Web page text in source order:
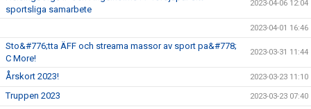
sportsliga samarbete
2023-04-06 12:04
2023-04-01 16:46
Sto&#776;tta ÄFF och streama massor av sport pa&#778;
C More!
2023-03-31 11:44
Årskort 2023! 2023-03-23 11:10
Truppen 2023 2023-03-23 07:40